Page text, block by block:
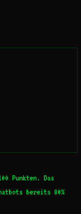
Punkten. Das
bereits 80%